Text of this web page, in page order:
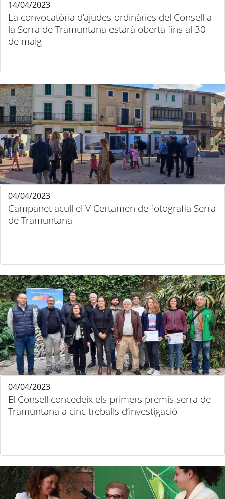
La convocatòria d’ajudes ordinàries del Consell a
la Serra de Tramuntana estarà oberta fins al 30
de maig
14/04/2023
Campanet acull el V Certamen de fotografia Serra
de Tramuntana
04/04/2023
El Consell concedeix els primers premis serra de
Tramuntana a cinc treballs d’investigació
04/04/2023